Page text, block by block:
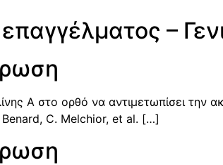
–
Α στο ορθό να αντιμετωπίσει
C. Melchior, et al. […]